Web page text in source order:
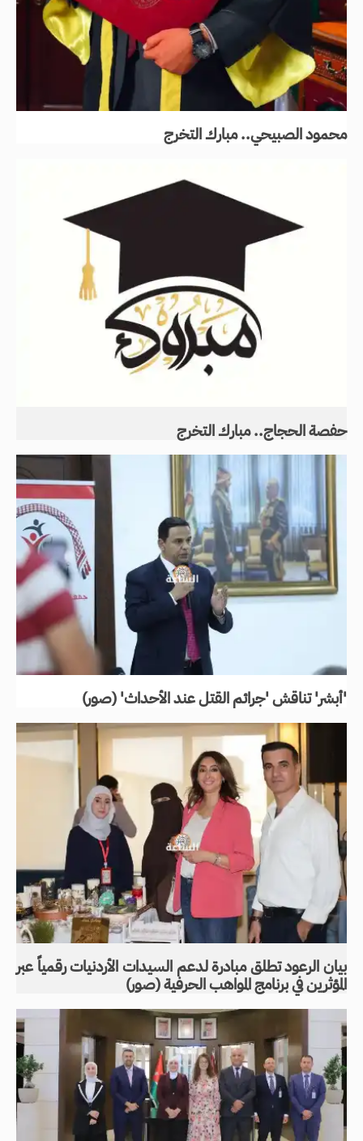
محمود الصبيحي.. مبارك التخرج
حفصة الحجاج.. مبارك التخرج
'أبشر' تناقش 'جرائم القتل عند الأحداث' (صور)
بيان الرعود تطلق مبادرة لدعم السيدات الأردنيات رقمياً عبر
المؤثرين في برنامج المواهب الحرفية (صور)